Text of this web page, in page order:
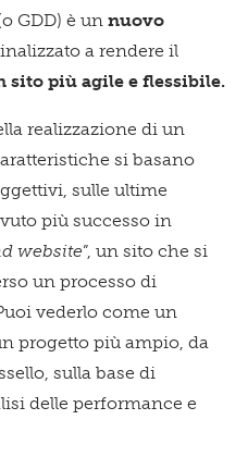
GDD) è un nuovo
a rendere il
sito più agile e flessibile.
realizzazione di un
si basano
sulle ultime
più successo in
website”, un sito che si
un processo di
vederlo come un
progetto più ampio, da
sulla base di
delle performance e